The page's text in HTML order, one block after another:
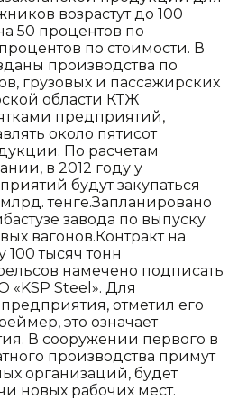
возрастут до 100
50 процентов по
по стоимости. В
производства по
грузовых и пассажирских
области КТЖ
предприятий,
около пятисот
По расчетам
в 2012 году у
будут закупаться
тенге.Запланировано
завода по выпуску
вагонов.Контракт на
100 тысяч тонн
намечено подписать
«KSP Steel». Для
отметил его
это означает
В сооружении первого в
производства примут
организаций, будет
новых рабочих мест.